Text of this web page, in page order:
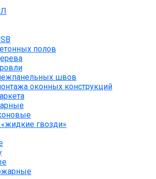
полов
швов
оконных конструкций
гвозди»